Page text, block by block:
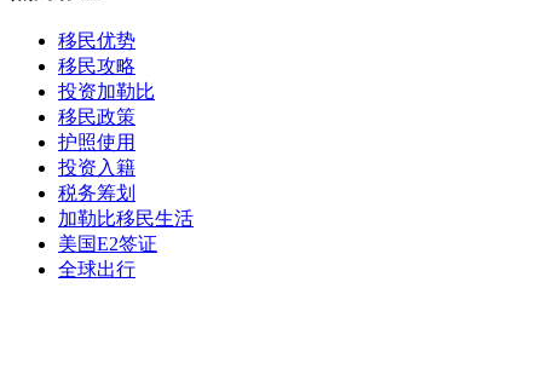
移民优势
移民攻略
投资加勒比
移民政策
护照使用
投资入籍
税务筹划
加勒比移民生活
美国E2签证
全球出行